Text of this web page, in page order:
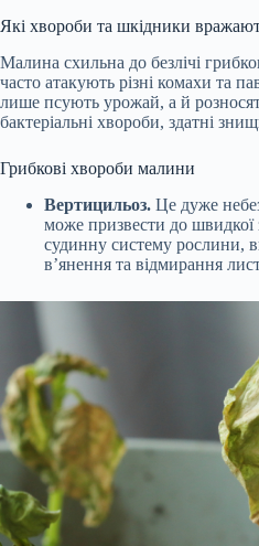
Які хвороби та шкідники
Малина схильна до безлічі
часто атакують різні комахи та
лише псують урожай, а й
бактеріальні хвороби, здатні
Грибкові хвороби малини
Вертицильоз. Це дуже
може призвести до швидкої
судинну систему рослини,
в’янення та відмирання